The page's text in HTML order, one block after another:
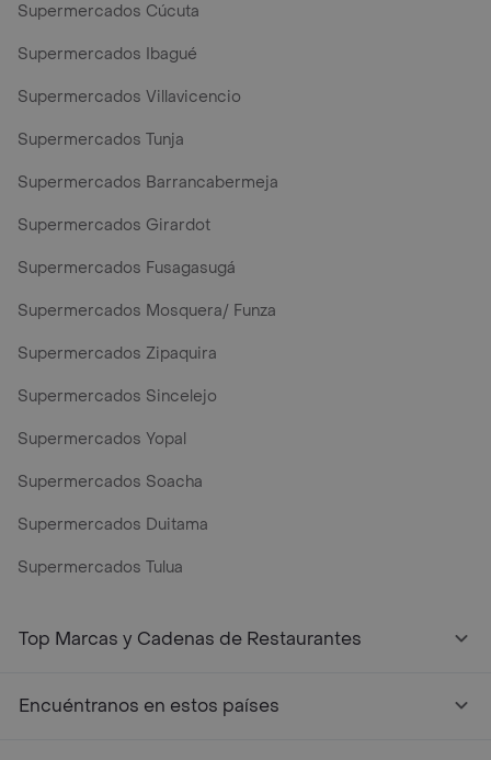
Supermercados Cúcuta
Supermercados Ibagué
Supermercados Villavicencio
Supermercados Tunja
Supermercados Barrancabermeja
Supermercados Girardot
Supermercados Fusagasugá
Supermercados Mosquera/ Funza
Supermercados Zipaquira
Supermercados Sincelejo
Supermercados Yopal
Supermercados Soacha
Supermercados Duitama
Supermercados Tulua
Top Marcas y Cadenas de Restaurantes
Encuéntranos en estos países